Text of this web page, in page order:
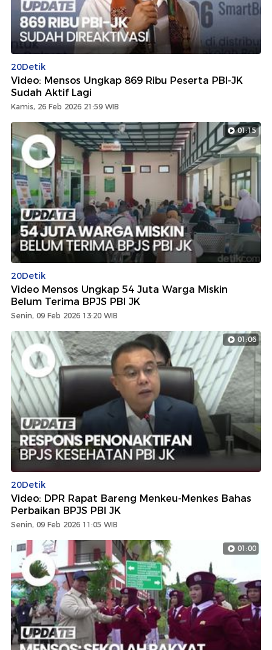
20Detik
Video: Mensos Ungkap 869 Ribu Peserta PBI-JK
Sudah Aktif Lagi
Kamis, 26 Feb 2026 21:59 WIB
01:15
20Detik
Video Mensos Ungkap 54 Juta Warga Miskin
Belum Terima BPJS PBI JK
Senin, 09 Feb 2026 13:20 WIB
01:06
20Detik
Video: DPR Rapat Bareng Menkeu-Menkes Bahas
Perbaikan BPJS PBI JK
Senin, 09 Feb 2026 11:05 WIB
01:00